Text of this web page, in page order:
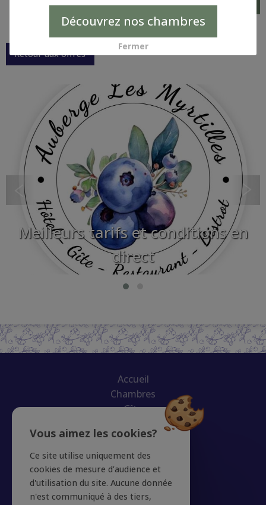
Retour aux offres
Meilleurs tarifs et conditions en
direct
Accueil
Chambres
Gîte
Groupes
Actus
Aux Alentours
Offres
Galerie
Vous aimez les cookies?
Ce site utilise uniquement des
cookies de mesure d’audience et
d'utilisation du site. Aucune donnée
n'est communiqué à des tiers,
Fermer
Découvrez nos chambres